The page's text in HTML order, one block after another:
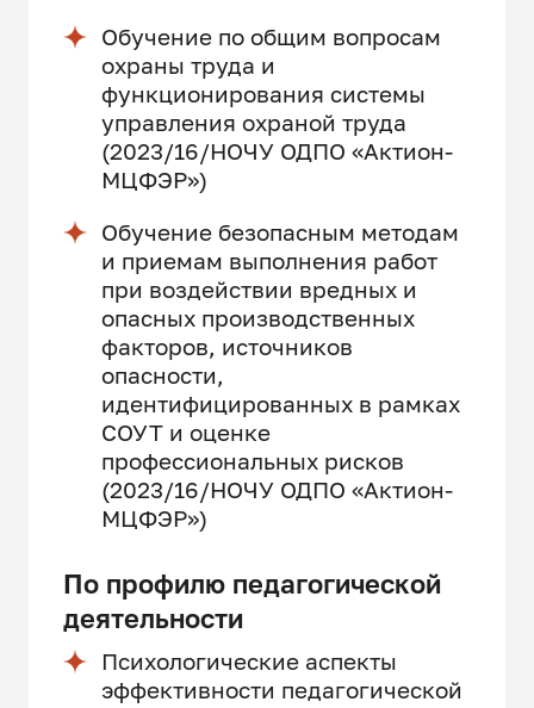
Обучение по общим вопросам
охраны труда и
функционирования системы
управления охраной труда
(2023/16/НОЧУ ОДПО «Актион-
МЦФЭР»)
Обучение безопасным методам
и приемам выполнения работ
при воздействии вредных и
опасных производственных
факторов, источников
опасности,
идентифицированных в рамках
СОУТ и оценке
профессиональных рисков
(2023/16/НОЧУ ОДПО «Актион-
МЦФЭР»)
По профилю педагогической
деятельности
Психологические аспекты
эффективности педагогической